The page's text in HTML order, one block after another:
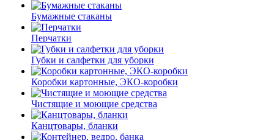
Бумажные стаканы
Перчатки
Губки и салфетки для уборки
Коробки картонные, ЭКО-коробки
Чистящие и моющие средства
Канцтовары, бланки